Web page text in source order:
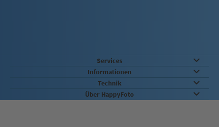
Services
Informationen
Technik
Über HappyFoto